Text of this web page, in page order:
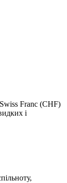
Franc (CHF)
і